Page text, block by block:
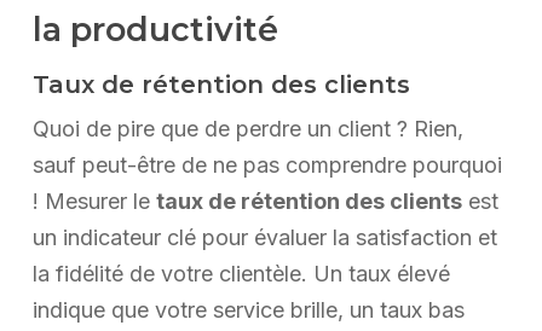
la productivité
Taux de rétention des clients
Quoi de pire que de perdre un client ? Rien,
sauf peut-être de ne pas comprendre pourquoi
! Mesurer le taux de rétention des clientsest
un indicateur clé pour évaluer la satisfaction et
la fidélité de votre clientèle. Un taux élevé
indique que votre service brille, un taux bas